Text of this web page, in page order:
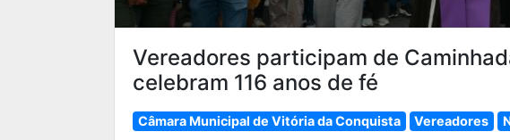
Vereadores participam de
celebram 116 anos de fé
Câmara Municipal de Vitória da Conquista Vereadores